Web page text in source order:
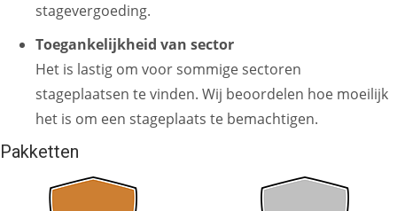
stagevergoeding.
Toegankelijkheid van sector
Het is lastig om voor sommige sectoren
stageplaatsen te vinden. Wij beoordelen hoe moeilijk
het is om een stageplaats te bemachtigen.
Pakketten